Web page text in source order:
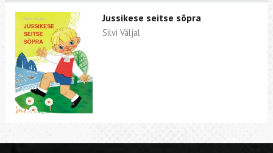
Jussikese seitse sõpra
Silvi Väljal